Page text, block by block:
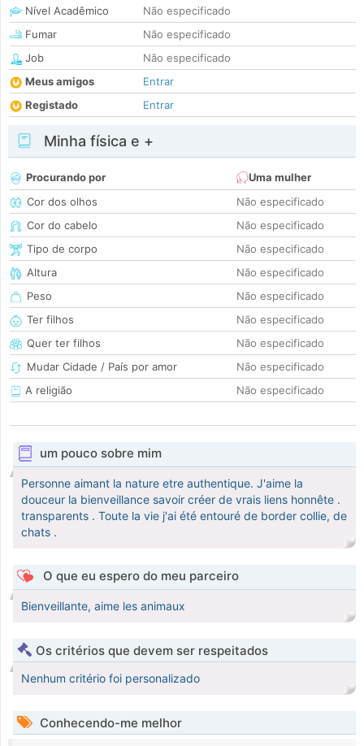
Nível Acadêmico
Não especificado
Fumar
Não especificado
Job
Não especificado
Meus amigos
Entrar
Registado
Entrar
Minha física e +
Procurando por
Uma mulher
Cor dos olhos
Não especificado
Cor do cabelo
Não especificado
Tipo de corpo
Não especificado
Altura
Não especificado
Peso
Não especificado
Ter filhos
Não especificado
Quer ter filhos
Não especificado
Mudar Cidade / País por amor
Não especificado
A religião
Não especificado
um pouco sobre mim
Personne aimant la nature etre authentique. J'aime la
douceur la bienveillance savoir créer de vrais liens honnête .
transparents . Toute la vie j'ai été entouré de border collie, de
chats .
O que eu espero do meu parceiro
Bienveillante, aime les animaux
Os critérios que devem ser respeitados
Nenhum critério foi personalizado
Conhecendo-me melhor